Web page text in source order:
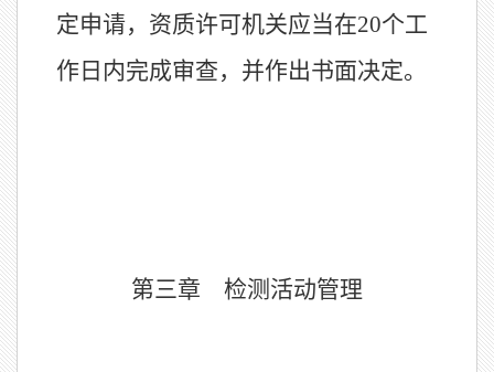
定申请，资质许可机关应当在20个工
作日内完成审查，并作出书面决定。
第三章 检测活动管理